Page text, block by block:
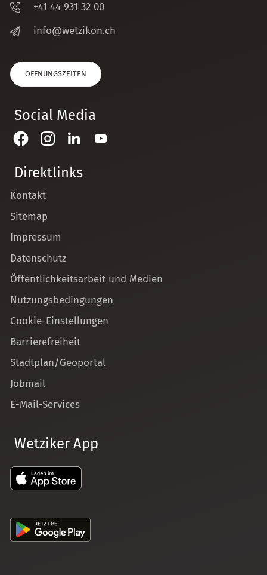
+41 44 931 32 00
nf
w tz k n ch
ÖFFNUNGSZEITEN
Social Media
Direktlinks
Kontakt
Sitemap
Impressum
Datenschutz
Öffentlichkeitsarbeit und Medien
Nutzungsbedingungen
Cookie-Einstellungen
Barrierefreiheit
Stadtplan/Geoportal
Jobmail
E-Mail-Services
Wetziker App